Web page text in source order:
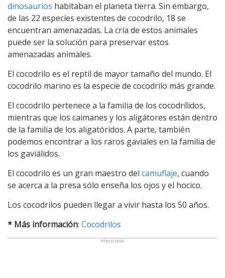
dinosaurios habitaban el planeta tierra. Sin embargo,
de las 22 especies existentes de cocodrilo, 18 se
encuentran amenazadas. La cría de estos animales
puede ser la solución para preservar estos
amenazadas animales.
El cocodrilo es el reptil de mayor tamaño del mundo. El
cocodrilo marino es la especie de cocodrilo más grande.
El cocodrilo pertenece a la familia de los cocodrílidos,
mientras que los caimanes y los aligátores están dentro
de la familia de los aligatóridos. A parte, también
podemos encontrar a los raros gaviales en la familia de
los gaviálidos.
El cocodrilo es un gran maestro del camuflaje, cuando
se acerca a la presa sólo enseña los ojos y el hocico.
Los cocodrilos pueden llegar a vivir hasta los 50 años.
* Más información: Cocodrilos